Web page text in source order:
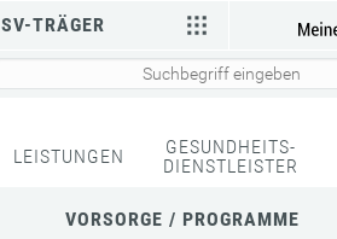
SV-TRÄGER
LEISTUNGEN
GESUNDHEITS-
DIENSTLEISTER
VORSORGE / PROGRAMME